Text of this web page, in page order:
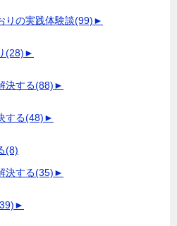
りの実践体験談(99)►
(28)►
決する(88)►
する(48)►
(8)
決する(35)►
►